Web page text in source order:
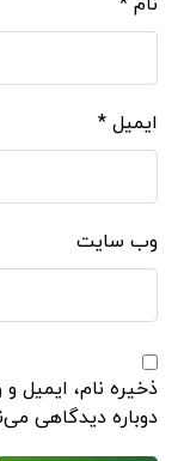
ایمیل*
وب‌ سایت
ذخیره نام، ایمیل
دوباره دیدگاهی